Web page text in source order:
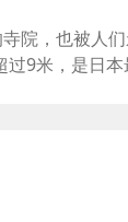
院，也被人
9米，是日
鹃等，到了